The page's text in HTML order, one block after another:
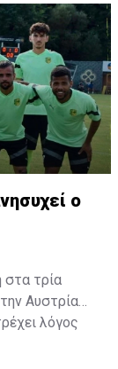
ο
στα τρία
Αυστρία
λόγος